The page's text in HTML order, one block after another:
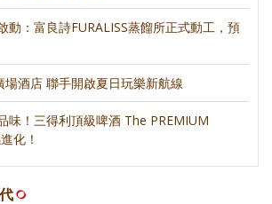
動：富良詩FURALISS蒸餾所正式動工，預
酒店 聯手開啟夏日玩樂新航線
味！三得利頂級啤酒 The PREMIUM
化！